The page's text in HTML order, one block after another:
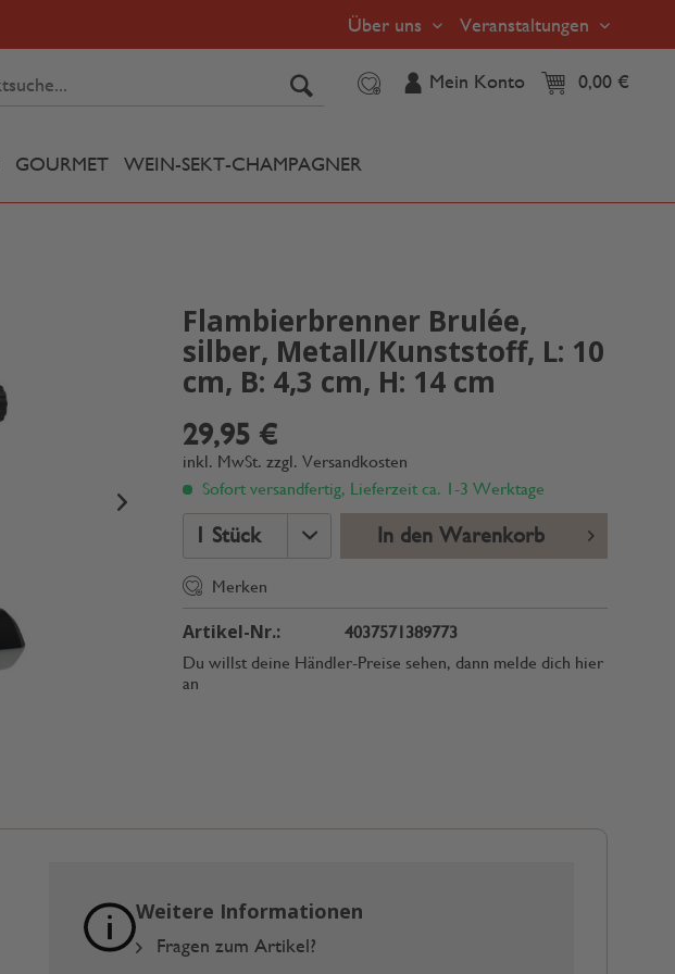
Über uns Veranstaltungen
Mein Konto 0,00 €
GOURMET WEIN-SEKT-CHAMPAGNER
Flambierbrenner Brulée,
silber, Metall/Kunststoff, L: 10
cm, B: 4,3 cm, H: 14 cm
29,95 €
inkl. MwSt.zzgl. Versandkosten
Sofort versandfertig, Lieferzeit ca. 1-3 Werktage
In den Warenkorb
Merken
Artikel-Nr.:
4037571389773
Du willst deine Händler-Preise sehen, dann melde dich hier
an
Weitere Informationen
Fragen zum Artikel?